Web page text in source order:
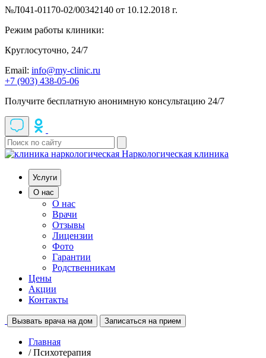
№Л041-01170-02/00342140 от 10.12.2018 г.
Режим работы клиники:
Круглосуточно, 24/7
Email: info@my-clinic.ru
+7 (903) 438-05-06
Получите бесплатную анонимную консультацию 24/7
Наркологическая клиника
Услуги
О нас
О нас
Врачи
Отзывы
Лицензии
Фото
Гарантии
Родственникам
Цены
Акции
Контакты
Вызвать врача на дом Записаться на прием
Главная
/ Психотерапия